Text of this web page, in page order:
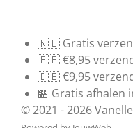
🇳🇱 Gratis
🇧🇪 €8,95
🇩🇪 €9,95
🏪 Gratis afhalen
© 2021 - 2026